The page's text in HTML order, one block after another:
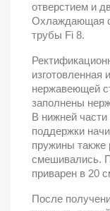
отверстием и
Охлаждающая
трубы Fi 8.
изготовленная
нержавеющей
заполнены
В нижней
поддержки
пружины также
смешивались.
приварен в 20
После